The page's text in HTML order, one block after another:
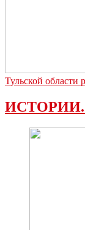
Тульской области